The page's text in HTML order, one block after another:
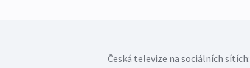
Česká televize na sociálních sítích: